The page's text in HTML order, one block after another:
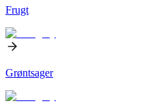
Frugt
Grøntsager